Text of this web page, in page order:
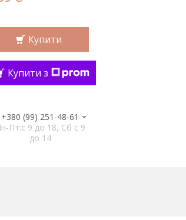
Купити
Купити з
+380 (99) 251-48-61
Пт:c 9 до 18, Сб с 9
до 14